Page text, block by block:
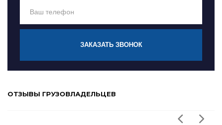
ЗАКАЗАТЬ ЗВОНОК
ОТЗЫВЫ ГРУЗОВЛАДЕЛЬЦЕВ